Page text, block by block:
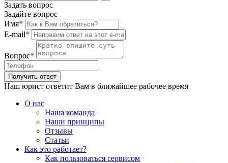
Задать вопрос
Задайте вопрос
Имя*
E-mail*
Вопрос*
Наш юрист ответит Вам в ближайшее рабочее время
О нас
Наша команда
Наши принципы
Отзывы
Статьи
Как это работает?
Как пользоваться сервисом